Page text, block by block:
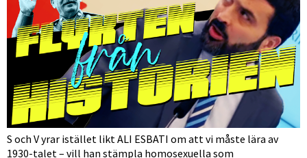
S och V yrar istället likt ALI ESBATI om att vi måste lära av
1930-talet – vill han stämpla homosexuella som